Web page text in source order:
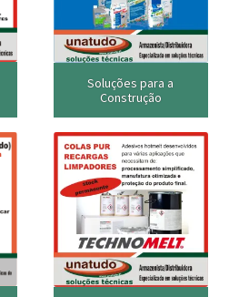
Soluções para a
Construção